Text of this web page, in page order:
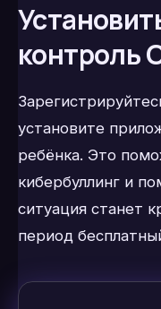
контроль
установите
ребёнка. Это
кибербуллинг и
ситуация станет
период